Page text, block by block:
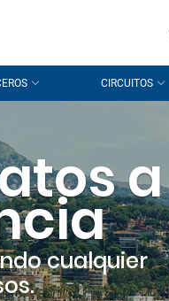
CIRCUITOS
a
cualquier